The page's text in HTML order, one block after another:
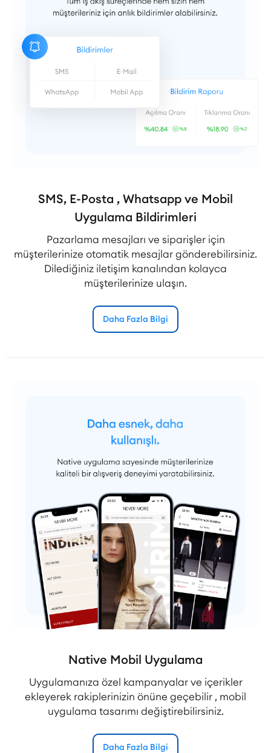
SMS, E-Posta , Whatsapp ve Mobil
Uygulama Bildirimleri
Pazarlama mesajları ve siparişler için
müşterilerinize otomatik mesajlar gönderebilirsiniz.
Dilediğiniz iletişim kanalından kolayca
müşterilerinize ulaşın.
Daha Fazla Bilgi
Native Mobil Uygulama
Uygulamanıza özel kampanyalar ve içerikler
ekleyerek rakiplerinizin önüne geçebilir , mobil
uygulama tasarımı değiştirebilirsiniz.
Daha Fazla Bilgi